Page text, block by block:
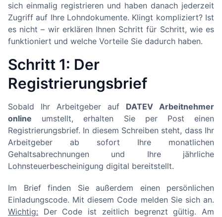
sich einmalig registrieren und haben danach jederzeit
Zugriff auf Ihre Lohndokumente. Klingt kompliziert? Ist
es nicht – wir erklären Ihnen Schritt für Schritt, wie es
funktioniert und welche Vorteile Sie dadurch haben.
Schritt 1: Der
Registrierungsbrief
Sobald Ihr Arbeitgeber auf DATEV Arbeitnehmer
online umstellt, erhalten Sie per Post einen
Registrierungsbrief. In diesem Schreiben steht, dass Ihr
Arbeitgeber ab sofort Ihre monatlichen
Gehaltsabrechnungen und Ihre jährliche
Lohnsteuerbescheinigung digital bereitstellt.
Im Brief finden Sie außerdem einen persönlichen
Einladungscode. Mit diesem Code melden Sie sich an.
Wichtig: Der Code ist zeitlich begrenzt gültig. Am